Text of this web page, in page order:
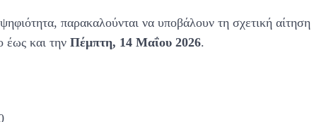
παρακαλούνται να υποβάλουν τη σχετική αίτηση
έως και την Πέμπτη, 14 Μαΐου 2026.